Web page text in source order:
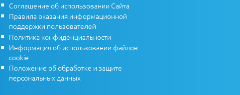
Соглашение об использовании Сайта
Правила оказания информационной
поддержки пользователей
Политика конфиденциальности
Информация об использовании файлов
cookie
Положение об обработке и защите
персональных данных